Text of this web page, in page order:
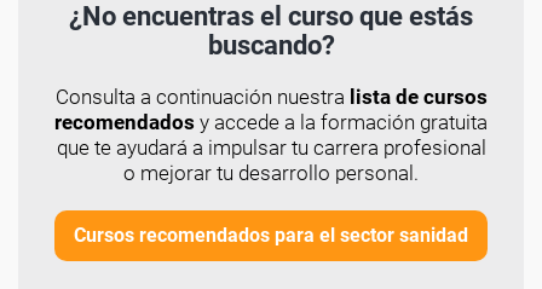
¿No encuentras el curso que estás
buscando?
Consulta a continuación nuestra lista de cursos
recomendados y accede a la formación gratuita
que te ayudará a impulsar tu carrera profesional
o mejorar tu desarrollo personal.
Cursos recomendados para el sector sanidad